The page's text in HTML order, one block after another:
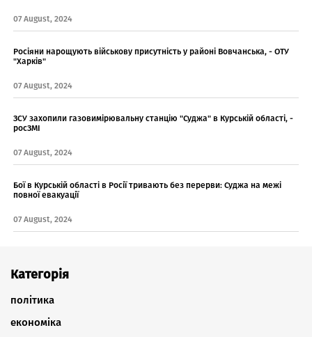
07 August, 2024
Росіяни нарощують військову присутність у районі Вовчанська, - ОТУ
"Харків"
07 August, 2024
ЗСУ захопили газовимірювальну станцію "Суджа" в Курській області, -
росЗМІ
07 August, 2024
Бої в Курській області в Росії тривають без перерви: Суджа на межі
повної евакуації
07 August, 2024
Категорія
політика
економіка